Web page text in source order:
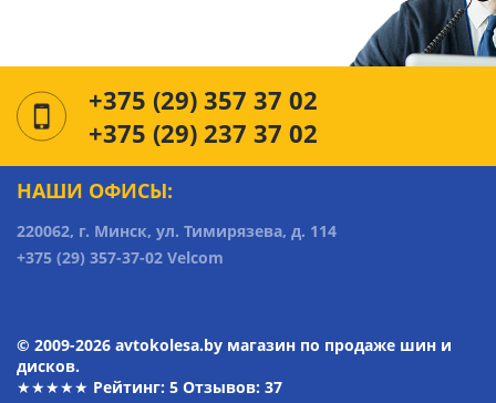
+375 (29) 357 37 02
+375 (29) 237 37 02
НАШИ ОФИСЫ:
220062, г. Минск, ул. Тимирязева, д. 114
+375 (29) 357-37-02 Velcom
© 2009-2026 avtokolesa.by магазин по продаже шин и
дисков.
★★★★★ Рейтинг: 5 Отзывов: 37